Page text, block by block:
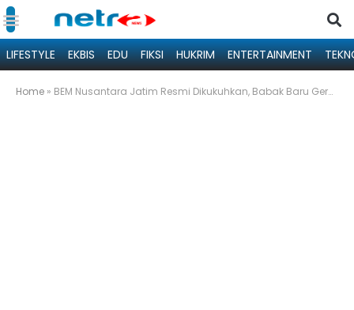
LIFESTYLE EKBIS EDU FIKSI HUKRIM ENTERTAINMENT
Home » BEM Nusantara Jatim Resmi Dikukuhkan, Babak Baru Gerakan Mahasiswa dalam Menjaga Integritas